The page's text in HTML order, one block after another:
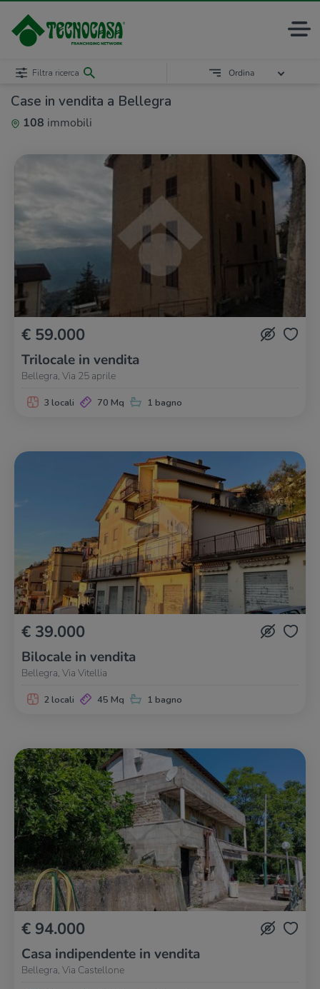
Case in vendita a Bellegra
108 immobili
Filtra ricerca Ordina
€ 59.000
Trilocale in vendita
Bellegra, Via 25 aprile
3 locali 70 Mq 1 bagno
€ 39.000
Bilocale in vendita
Bellegra, Via Vitellia
2 locali 45 Mq 1 bagno
€ 94.000
Casa indipendente in vendita
Bellegra, Via Castellone